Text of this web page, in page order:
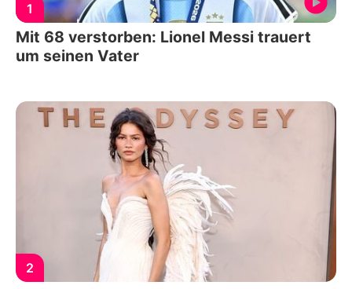
1
Mit 68 verstorben: Lionel Messi trauert
um seinen Vater
2